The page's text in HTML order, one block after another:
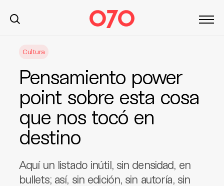
Cultura
Pensamiento power
point sobre esta cosa
que nos tocó en
destino
Aquí un listado inútil, sin densidad, en
bullets; así, sin edición, sin autoría, sin